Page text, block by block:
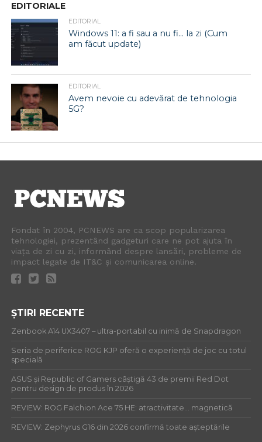
EDITORIALE
EDITORIAL
Windows 11: a fi sau a nu fi… la zi (Cum
am făcut update)
EDITORIAL
Avem nevoie cu adevărat de tehnologia
5G?
Fondat în 2004, PCNEWS are ca scop popularizarea
tehnologiei, prezentând gadgeturi care ne pot ajuta în
viața de zi cu zi, informând despre lansări, probleme de
impact legate de IT&C și comunicarea online.
ȘTIRI RECENTE
Zenbook A14 UX3407 – ultra-portabil cu inimă de Snapdragon
Seria de periferice ROG KJP oferă o experiență de joc cu totul
specială
ASUS și Republic of Gamers câștigă 43 de premii Red Dot
pentru design de produs în 2026
REVIEW: ROG Falchion Ace 75 HE: atractivitate… magnetică
REVIEW: Zephyrus G16 din 2026 confirmă toate așteptările